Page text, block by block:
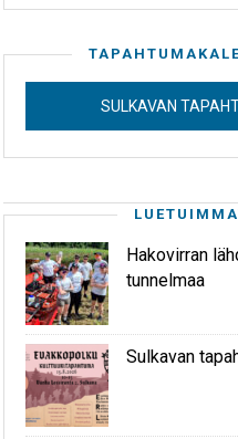
SULKAVAN
Hakovirran
tunnelmaa
Sulkavan